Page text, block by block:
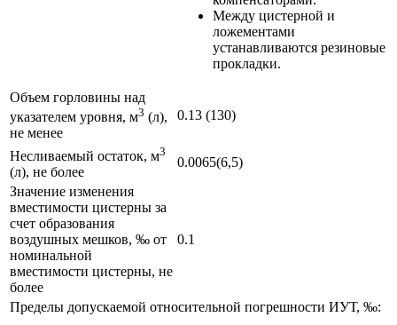
Между цистерной и
ложементами
устанавливаются резиновые
прокладки.
Объем горловины над
указателем уровня, м3 (л),
не менее
0.13 (130)
Несливаемый остаток, м3
(л), не более
0.0065(6,5)
Значение изменения
вместимости цистерны за
счет образования
воздушных мешков, ‰ от
номинальной
вместимости цистерны, не
более
0.1
Пределы допускаемой относительной погрешности ИУТ, ‰: